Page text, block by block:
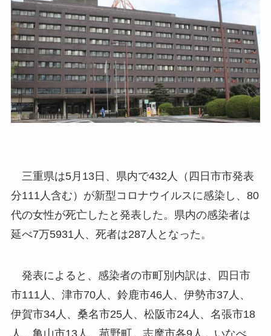
三重県は5月13日、県内で432人（四日市市発表
分111人含む）が新型コロナウイルスに感染し、80
代の女性が死亡したと発表した。県内の感染者は
延べ7万5931人、死者は287人となった。
発表によると、感染者の市町別内訳は、四日市
市111人、津市70人、鈴鹿市46人、伊勢市37人、
伊賀市34人、桑名市25人、松阪市24人、名張市18
人、亀山市13人、菰野町、志摩市各9人、いなべ